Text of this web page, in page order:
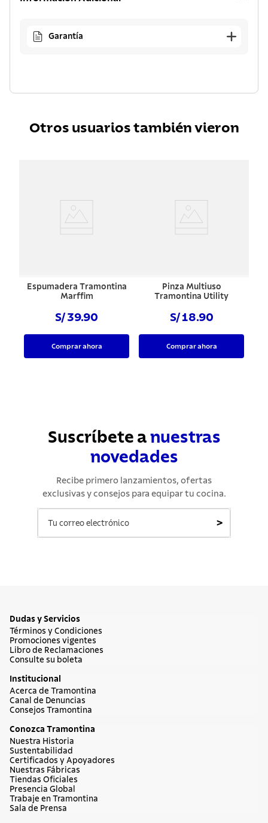
Garantía
Otros usuarios también vieron
Espumadera Tramontina
Marffim
S/ 39.90
Comprar ahora
Pinza Multiuso
Tramontina Utility
S/ 18.90
Comprar ahora
Suscríbete a nuestras
novedades
Recibe primero lanzamientos, ofertas
exclusivas y consejos para equipar tu cocina.
>
Dudas y Servicios
Términos y Condiciones
Promociones vigentes
Libro de Reclamaciones
Consulte su boleta
Institucional
Acerca de Tramontina
Canal de Denuncias
Consejos Tramontina
Conozca Tramontina
Nuestra Historia
Sustentabilidad
Certificados y Apoyadores
Nuestras Fábricas
Tiendas Oficiales
Presencia Global
Trabaje en Tramontina
Sala de Prensa